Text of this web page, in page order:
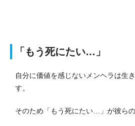
「もう死にたい…」
自分に価値を感じないメンヘラは生
す。
そのため「もう死にたい…」が彼らの